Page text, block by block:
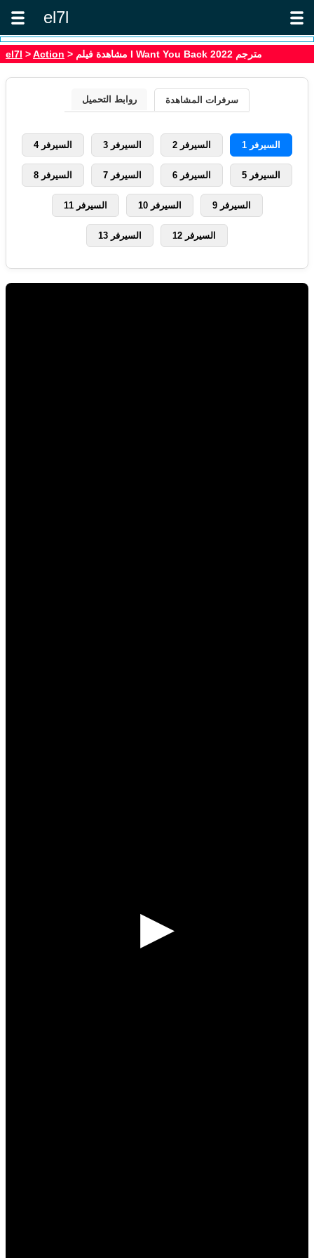
el7l
el7l >Action > مشاهدة فيلم I Want You Back 2022 مترجم
سرفرات المشاهدة روابط التحميل
السيرفر 1 السيرفر 2 السيرفر 3 السيرفر 4
السيرفر 5 السيرفر 6 السيرفر 7 السيرفر 8
السيرفر 9 السيرفر 10 السيرفر 11
السيرفر 12 السيرفر 13